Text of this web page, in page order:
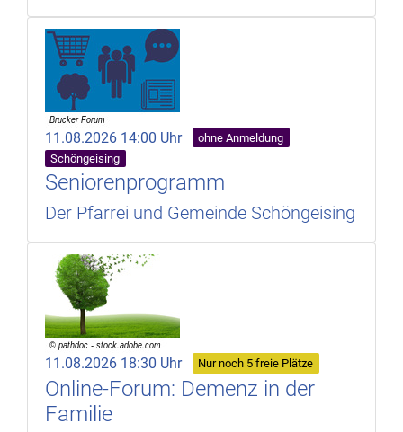
11.08.2026 14:00 Uhr
ohne Anmeldung
Schöngeising
Seniorenprogramm
Der Pfarrei und Gemeinde Schöngeising
11.08.2026 18:30 Uhr Nur noch 5 freie Plätze
Online-Forum: Demenz in der
Familie